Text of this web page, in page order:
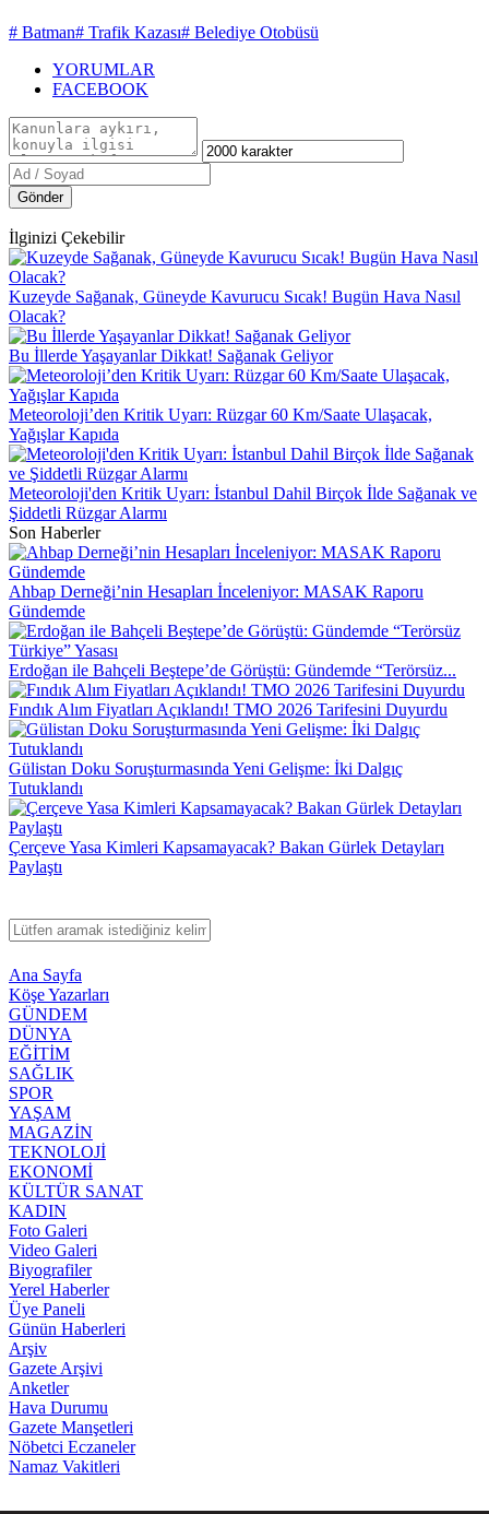
# Batman# Trafik Kazası# Belediye Otobüsü
YORUMLAR
FACEBOOK
Gönder
İlginizi Çekebilir
Kuzeyde Sağanak, Güneyde Kavurucu Sıcak! Bugün Hava Nasıl
Olacak?
Bu İllerde Yaşayanlar Dikkat! Sağanak Geliyor
Meteoroloji’den Kritik Uyarı: Rüzgar 60 Km/Saate Ulaşacak,
Yağışlar Kapıda
Meteoroloji'den Kritik Uyarı: İstanbul Dahil Birçok İlde Sağanak ve
Şiddetli Rüzgar Alarmı
Son Haberler
Ahbap Derneği’nin Hesapları İnceleniyor: MASAK Raporu
Gündemde
Erdoğan ile Bahçeli Beştepe’de Görüştü: Gündemde “Terörsüz...
Fındık Alım Fiyatları Açıklandı! TMO 2026 Tarifesini Duyurdu
Gülistan Doku Soruşturmasında Yeni Gelişme: İki Dalgıç
Tutuklandı
Çerçeve Yasa Kimleri Kapsamayacak? Bakan Gürlek Detayları
Paylaştı
Ana Sayfa
Köşe Yazarları
GÜNDEM
DÜNYA
EĞİTİM
SAĞLIK
SPOR
YAŞAM
MAGAZİN
TEKNOLOJİ
EKONOMİ
KÜLTÜR SANAT
KADIN
Foto Galeri
Video Galeri
Biyografiler
Yerel Haberler
Üye Paneli
Günün Haberleri
Arşiv
Gazete Arşivi
Anketler
Hava Durumu
Gazete Manşetleri
Nöbetci Eczaneler
Namaz Vakitleri